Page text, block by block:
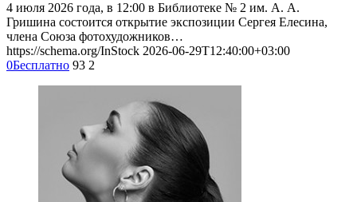
4 июля 2026 года, в 12:00 в Библиотеке № 2 им. А. А.
Гришина состоится открытие экспозиции Сергея Елесина,
члена Союза фотохудожников…
https://schema.org/InStock 2026-06-29T12:40:00+03:00
0Бесплатно 93 2